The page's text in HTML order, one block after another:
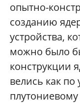
опытно-
созданию
устройства,
можно было
конструкции
велись как по